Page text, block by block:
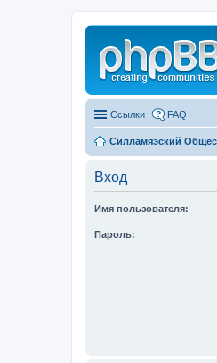
Ссылки FAQ
Силламяэский
Вход
Имя пользователя:
Пароль: